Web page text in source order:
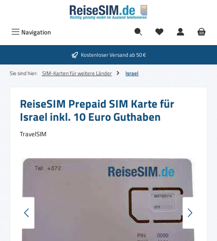
Zum Hauptinhalt springen
Navigation
Kostenloser Versand ab 50 €
Sie sind hier: SIM-Karten für weitere Länder Israel
ReiseSIM Prepaid SIM Karte für
Israel inkl. 10 Euro Guthaben
TravelSIM
Bildergalerie überspringen